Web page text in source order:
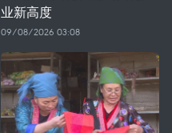
业新高度
09/08/2026 03:08